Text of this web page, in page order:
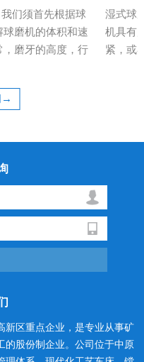
们须首先根据球
磨机的体积和速
，磨牙的高度，行
，以掌握球负荷
湿式球
机具有
紧，或
→
新区重点企业，是专业从事矿
的股份制企业。公司位于中原